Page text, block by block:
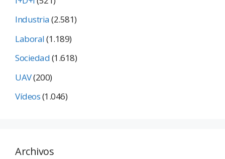
Industria(2.581)
Laboral(1.189)
Sociedad(1.618)
UAV(200)
Vídeos(1.046)
Archivos